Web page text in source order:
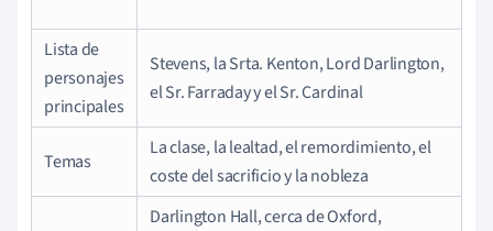
Lista de
personajes
principales
Stevens, la Srta. Kenton, Lord Darlington,
el Sr. Farraday y el Sr. Cardinal
Temas
La clase, la lealtad, el remordimiento, el
coste del sacrificio y la nobleza
Darlington Hall, cerca de Oxford,